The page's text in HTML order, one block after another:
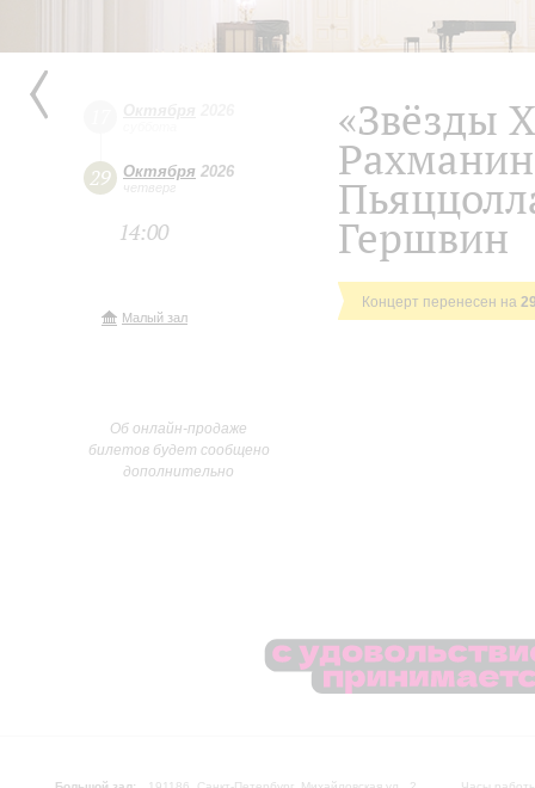
29 Октября 2026
четверг
14:00
Малый зал
Об онлайн-продаже
билетов будет сообщено
дополнительно
«Звёзды
Гершвин
Концерт перенесен на